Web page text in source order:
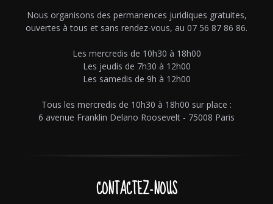
Nous organisons des permanences juridiques gratuites,
ouvertes à tous et sans rendez-vous, au 07 56 87 86 86.
Les mercredis de 10h30 à 18h00
Les jeudis de 7h30 à 12h00
Les samedis de 9h à 12h00
Tous les mercredis de 10h30 à 18h00 sur place :
6 avenue Franklin Delano Roosevelt - 75008 Paris
CONTACTEZ-NOUS